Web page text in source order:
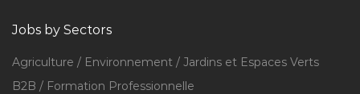
Jobs by Sectors
Agriculture / Environnement / Jardins et Espaces Verts
B2B / Formation Professionnelle